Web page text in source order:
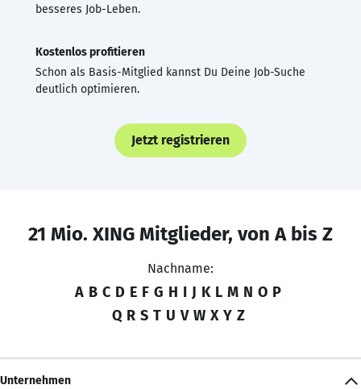
besseres Job-Leben.
Kostenlos profitieren
Schon als Basis-Mitglied kannst Du Deine Job-Suche
deutlich optimieren.
Jetzt registrieren
21 Mio. XING Mitglieder, von A bis Z
Nachname:
A B C D E F G H I J K L M N O P
Q R S T U V W X Y Z
Unternehmen